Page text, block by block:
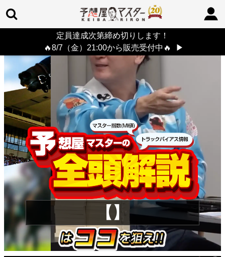
定員達成次第締め切りします！
🔥8/7（金）21:00から販売受付中🔥
▶
> 26/8/9 (日)
【】